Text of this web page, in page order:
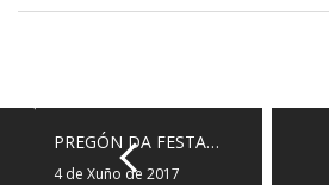
PREGÓN DA FESTA…
4 de Xuño de 2017